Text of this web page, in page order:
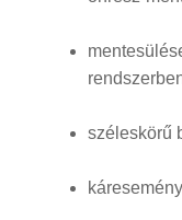
széleskörű